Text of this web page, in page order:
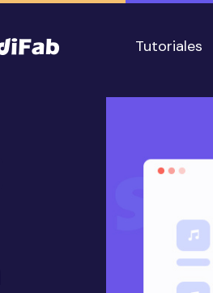
Tutoriales